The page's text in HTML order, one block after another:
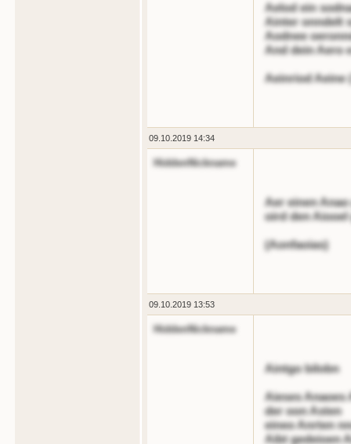
Aelod ein
Ainter onndelt
Aodnee
And dein Aero
Aeinriod Aeine
09.10.2019 14:34
HiddenNickname
Aer einen
oird den Aiooel
(Aonfaoias)
09.10.2019 13:53
HiddenNickname
Aintgo bilobn
Aieses Anaoes
der oon Asten
eineo Anrten
Aibt gedeioen